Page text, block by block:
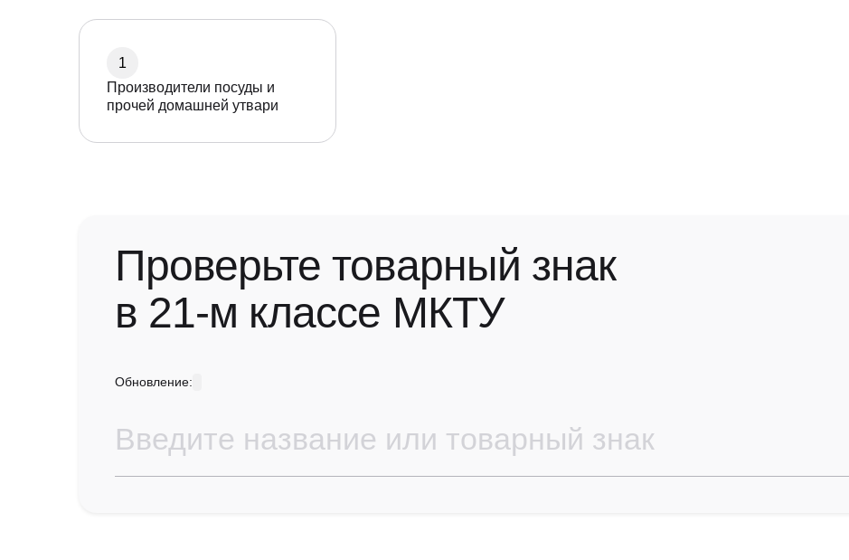
1
Производители посуды и
прочей домашней утвари
Проверьте товарный знак
в 21-м классе МКТУ
Обновление: